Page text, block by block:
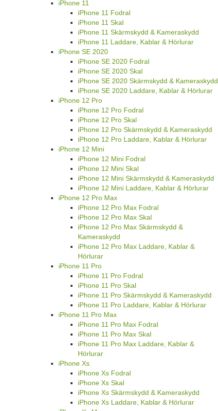
iPhone 11
iPhone 11 Fodral
iPhone 11 Skal
iPhone 11 Skärmskydd & Kameraskydd
iPhone 11 Laddare, Kablar & Hörlurar
iPhone SE 2020
iPhone SE 2020 Fodral
iPhone SE 2020 Skal
iPhone SE 2020 Skärmskydd & Kameraskydd
iPhone SE 2020 Laddare, Kablar & Hörlurar
iPhone 12 Pro
iPhone 12 Pro Fodral
iPhone 12 Pro Skal
iPhone 12 Pro Skärmskydd & Kameraskydd
iPhone 12 Pro Laddare, Kablar & Hörlurar
iPhone 12 Mini
iPhone 12 Mini Fodral
iPhone 12 Mini Skal
iPhone 12 Mini Skärmskydd & Kameraskydd
iPhone 12 Mini Laddare, Kablar & Hörlurar
iPhone 12 Pro Max
iPhone 12 Pro Max Fodral
iPhone 12 Pro Max Skal
iPhone 12 Pro Max Skärmskydd &
Kameraskydd
iPhone 12 Pro Max Laddare, Kablar &
Hörlurar
iPhone 11 Pro
iPhone 11 Pro Fodral
iPhone 11 Pro Skal
iPhone 11 Pro Skärmskydd & Kameraskydd
iPhone 11 Pro Laddare, Kablar & Hörlurar
iPhone 11 Pro Max
iPhone 11 Pro Max Fodral
iPhone 11 Pro Max Skal
iPhone 11 Pro Max Laddare, Kablar &
Hörlurar
iPhone Xs
iPhone Xs Fodral
iPhone Xs Skal
iPhone Xs Skärmskydd & Kameraskydd
iPhone Xs Laddare, Kablar & Hörlurar